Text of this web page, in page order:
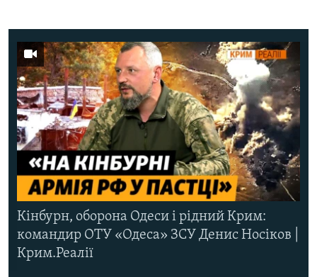
Кінбурн, оборона Одеси і рідний Крим:
командир ОТУ «Одеса» ЗСУ Денис Носіков |
Крим.Реалії